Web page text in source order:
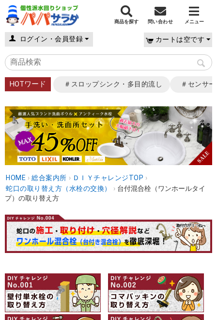
商品を探す 問い合わせ メニュー
ログイン・会員登録 カートは空です
HOTワード ＃スロップシンク・多目的流し ＃センサ
HOME › 総合案内所 › ＤＩＹチャレンジTOP ›
蛇口の取り替え方（水栓の交換）
› 台付混合栓（ワンホールタイ
プ）の取り替え方